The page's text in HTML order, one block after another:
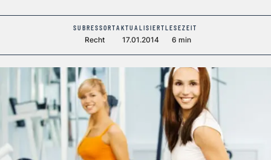
SUBRESSORT
Recht
AKTUALISIERT
17.01.2014
LESEZEIT
6 min